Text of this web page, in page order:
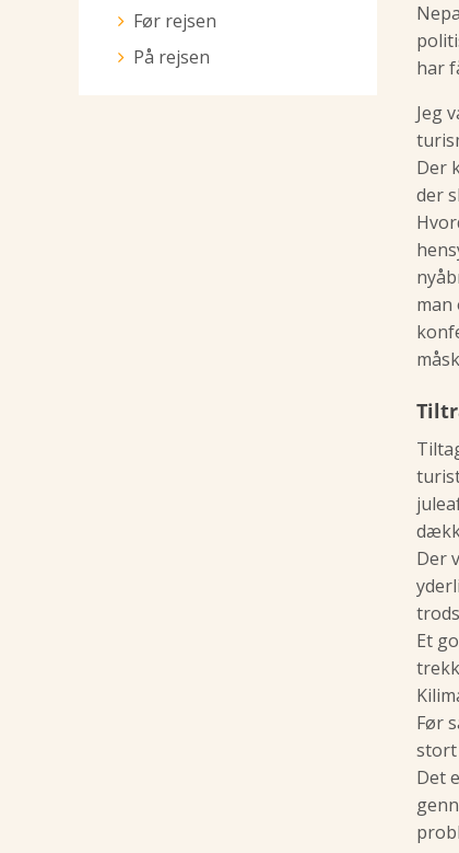
Før rejsen
På rejsen
har
Jeg
Der
der
man
Der
Et
Før
stort
Det